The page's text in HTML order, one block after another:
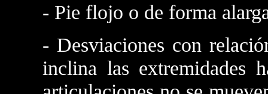
- Pie flojo o de forma
- Desviaciones con
inclina las extremidades